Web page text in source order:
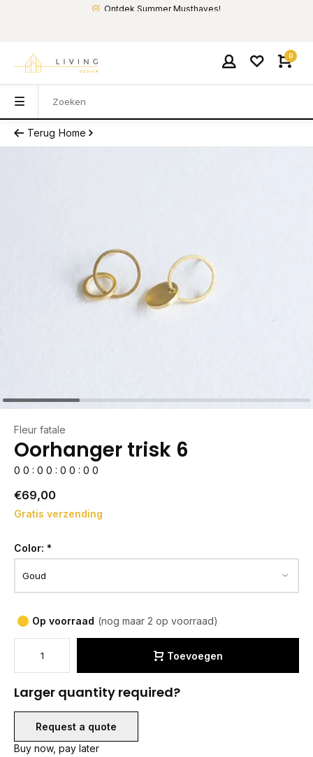
Ontdek Summer Musthaves!
0
Terug Home
Fleur fatale
Oorhanger trisk 6
0 0 : 0 0 : 0 0 : 0 0
€69,00
Gratis verzending
Color: *
Op voorraad (nog maar 2 op voorraad)
Toevoegen
Larger quantity required?
Request a quote
Buy now, pay later